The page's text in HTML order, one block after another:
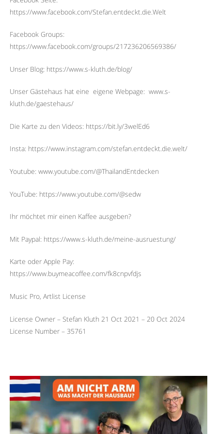
https://www.facebook.com/Stefan.entdeckt.die.Welt
Facebook Groups:
https://www.facebook.com/groups/217236206569386/
Unser Blog: https://www.s-kluth.de/blog/
Unser Gästehaus hat eine eigene Webpage: www.s-
kluth.de/gaestehaus/
Die Karte zu den Videos: https://bit.ly/3welEd6
Insta: https://www.instagram.com/stefan.entdeckt.die.welt/
Youtube: www.youtube.com/@ThailandEntdecken
YouTube: https://www.youtube.com/@sedw
Ihr möchtet mir einen Kaffee ausgeben?
Mit Paypal: https://www.s-kluth.de/meine-ausruestung/
Karte oder Apple Pay:
https://www.buymeacoffee.com/fk8cnpvfdjs
Music Pro, Artlist License
License Owner – Stefan Kluth 21 Oct 2021 – 20 Oct 2024
License Number – 35761